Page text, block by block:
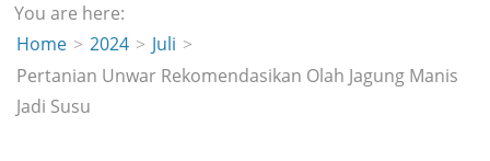
You are here:
Home
2024
Juli
Pertanian Unwar Rekomendasikan Olah Jagung Manis
Jadi Susu